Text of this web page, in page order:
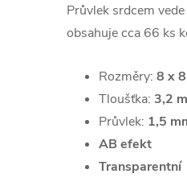
Průvlek srdcem
obsahuje cca 66 ks
Rozměry: 8 x
Tloušťka: 3,2
Průvlek: 1,5
AB efekt
Transparentní